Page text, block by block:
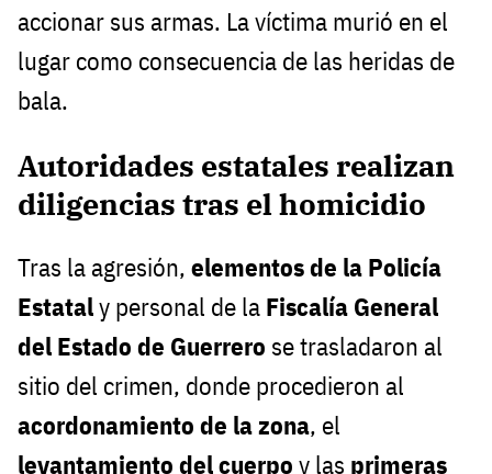
accionar sus armas. La víctima murió en el
lugar como consecuencia de las heridas de
bala.
Autoridades estatales realizan
diligencias tras el homicidio
Tras la agresión, elementos de la Policía
Estataly personal de la Fiscalía General
del Estado de Guerrero se trasladaron al
sitio del crimen, donde procedieron al
acordonamiento de la zona, el
levantamiento del cuerpo y las primeras